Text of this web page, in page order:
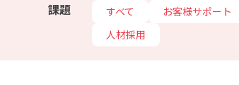
課題 すべて お客様サポート
人材採用